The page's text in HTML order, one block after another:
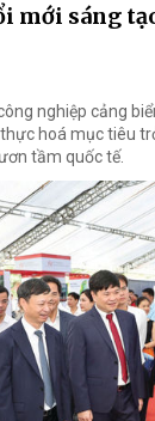
mới sáng
nghiệp cảng
hoá mục tiêu
tầm quốc tế.